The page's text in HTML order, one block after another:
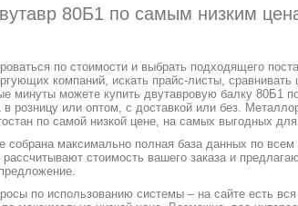
80Б1 по самым низким
по стоимости и выбрать подходящего
компаний, искать прайс-листы, сравнивать
минуты можете купить двутавровую балку 80Б1
в розницу или оптом, с доставкой или без.
по самой низкой цене, на самых выгодных
собрана максимально полная база данных по
стоимость вашего заказа и
по использованию системы – на сайте есть